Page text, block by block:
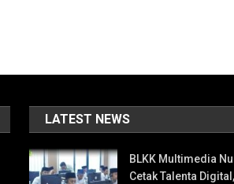
LATEST NEWS
BLKK Multimedia
Cetak Talenta